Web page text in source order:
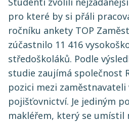
pro které by si přáli
ročníku ankety TOP
zúčastnilo 11 416
středoškoláků. Podle
studie zaujímá společnost
pozici mezi
pojišťovnictví. Je jediným
makléřem, který se umístil